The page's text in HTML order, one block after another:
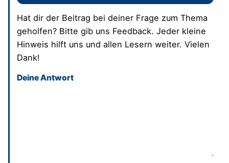
Hat dir der Beitrag bei deiner Frage zum Thema
geholfen? Bitte gib uns Feedback. Jeder kleine
Hinweis hilft uns und allen Lesern weiter. Vielen
Dank!
Dieses Feld bitte leer lassen
Deine Antwort